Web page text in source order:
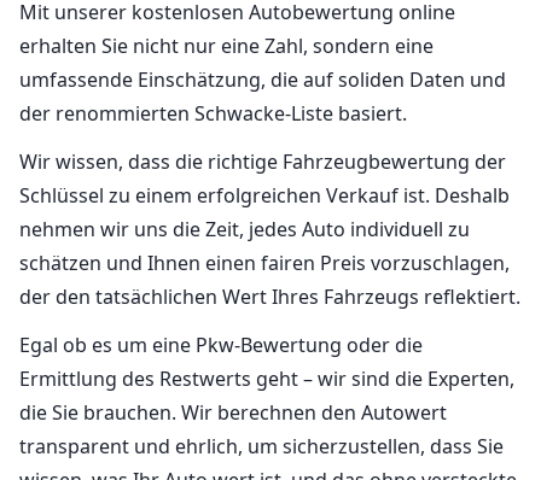
Mit unserer kostenlosen Autobewertung online
erhalten Sie nicht nur eine Zahl, sondern eine
umfassende Einschätzung, die auf soliden Daten und
der renommierten Schwacke-Liste basiert.
Wir wissen, dass die richtige Fahrzeugbewertung der
Schlüssel zu einem erfolgreichen Verkauf ist. Deshalb
nehmen wir uns die Zeit, jedes Auto individuell zu
schätzen und Ihnen einen fairen Preis vorzuschlagen,
der den tatsächlichen Wert Ihres Fahrzeugs reflektiert.
Egal ob es um eine Pkw-Bewertung oder die
Ermittlung des Restwerts geht – wir sind die Experten,
die Sie brauchen. Wir berechnen den Autowert
transparent und ehrlich, um sicherzustellen, dass Sie